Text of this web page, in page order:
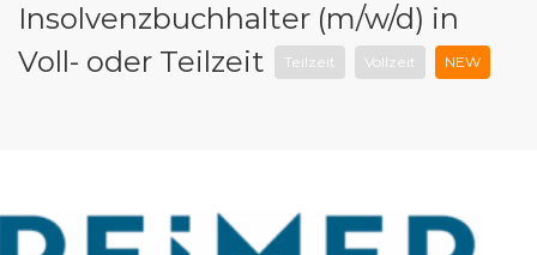
Insolvenzbuchhalter (m/w/d) in
Voll- oder Teilzeit
Teilzeit Vollzeit NEW